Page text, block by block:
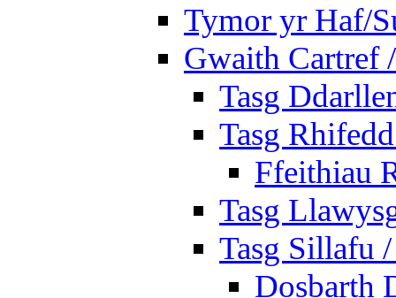
Tymor yr Haf/
Gwaith Cartref
Tasg
Tasg
Ffeithiau
Tasg
Tasg Sillafu
Dosbarth